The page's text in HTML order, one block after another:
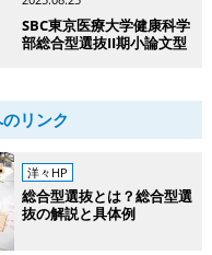
SBC東京医療大学健康科学
部総合型選抜II期小論文型
リンク
洋々HP
総合型選抜とは？総合型選
抜の解説と具体例